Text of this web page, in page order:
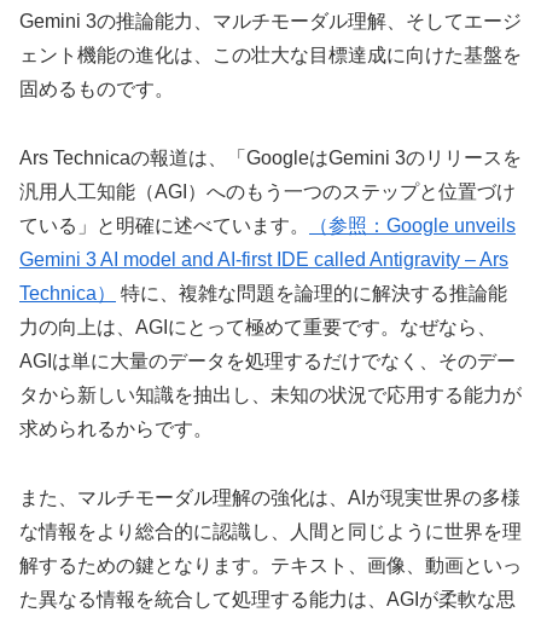
Gemini 3の推論能力、マルチモーダル理解、そしてエージ
ェント機能の進化は、この壮大な目標達成に向けた基盤を
固めるものです。
Ars Technicaの報道は、「GoogleはGemini 3のリリースを
汎用人工知能（AGI）へのもう一つのステップと位置づけ
ている」と明確に述べています。
（参照：Google unveils
Gemini 3 AI model and AI-first IDE called Antigravity – Ars
Technica）
特に、複雑な問題を論理的に解決する推論能
力の向上は、AGIにとって極めて重要です。なぜなら、
AGIは単に大量のデータを処理するだけでなく、そのデー
タから新しい知識を抽出し、未知の状況で応用する能力が
求められるからです。
また、マルチモーダル理解の強化は、AIが現実世界の多様
な情報をより総合的に認識し、人間と同じように世界を理
解するための鍵となります。テキスト、画像、動画といっ
た異なる情報を統合して処理する能力は、AGIが柔軟な思